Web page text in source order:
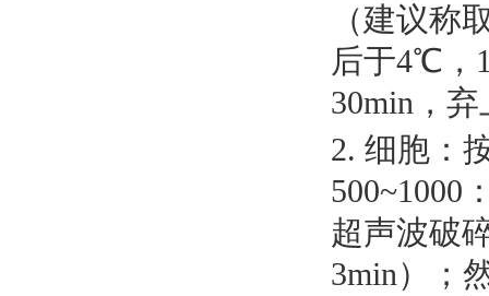
（建议称
后于4℃，
30min，
2. 细胞：
500~1000
超声波破
3min）；